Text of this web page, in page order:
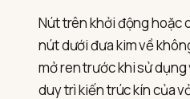
Nút trên khởi động hoặc
nút dưới đưa kim về
mở ren trước khi sử dụng
duy trì kiến trúc kín của